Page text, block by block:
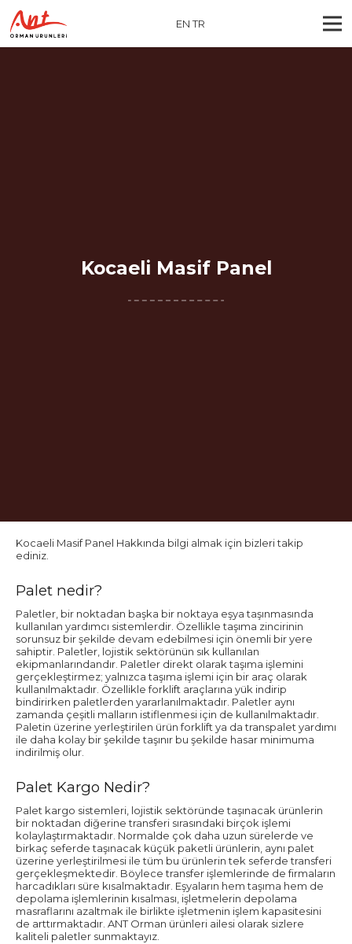
EN TR
Kocaeli Masif Panel
Kocaeli Masif Panel Hakkında bilgi almak için bizleri takip
ediniz.
Palet nedir?
Paletler, bir noktadan başka bir noktaya eşya taşınmasında
kullanılan yardımcı sistemlerdir. Özellikle taşıma zincirinin
sorunsuz bir şekilde devam edebilmesi için önemli bir yere
sahiptir. Paletler, lojistik sektörünün sık kullanılan
ekipmanlarındandır. Paletler direkt olarak taşıma işlemini
gerçekleştirmez; yalnızca taşıma işlemi için bir araç olarak
kullanılmaktadır. Özellikle forklift araçlarına yük indirip
bindirirken paletlerden yararlanılmaktadır. Paletler aynı
zamanda çeşitli malların istiflenmesi için de kullanılmaktadır.
Paletin üzerine yerleştirilen ürün forklift ya da transpalet yardımı
ile daha kolay bir şekilde taşınır bu şekilde hasar minimuma
indirilmiş olur.
Palet Kargo Nedir?
Palet kargo sistemleri, lojistik sektöründe taşınacak ürünlerin
bir noktadan diğerine transferi sırasındaki birçok işlemi
kolaylaştırmaktadır. Normalde çok daha uzun sürelerde ve
birkaç seferde taşınacak küçük paketli ürünlerin, aynı palet
üzerine yerleştirilmesi ile tüm bu ürünlerin tek seferde transferi
gerçekleşmektedir. Böylece transfer işlemlerinde de firmaların
harcadıkları süre kısalmaktadır. Eşyaların hem taşıma hem de
depolama işlemlerinin kısalması, işletmelerin depolama
masraflarını azaltmak ile birlikte işletmenin işlem kapasitesini
de arttırmaktadır. ANT Orman ürünleri ailesi olarak sizlere
kaliteli paletler sunmaktayız.